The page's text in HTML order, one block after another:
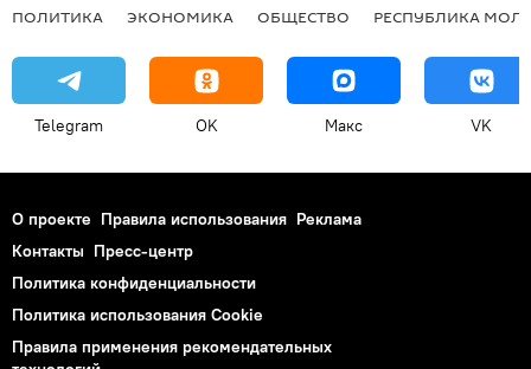
ПОЛИТИКА ЭКОНОМИКА ОБЩЕСТВО РЕСПУБЛИКА
Telegram OK Макс VK
О проекте Правила использования Реклама
Контакты Пресс-центр
Политика конфиденциальности
Политика использования Cookie
Правила применения рекомендательных